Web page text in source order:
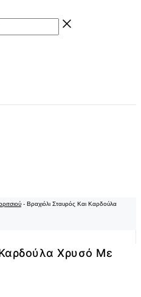
- Βραχιόλι Σταυρός Και Καρδούλα
Καρδούλα Χρυσό Με